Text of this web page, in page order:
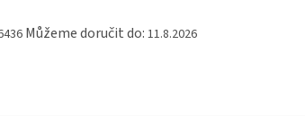
Můžeme doručit do: 11.8.2026